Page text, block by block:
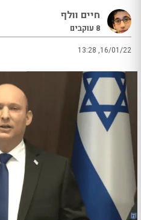
חיים וולף
8 עוקבים
13:28 ,16/01/22